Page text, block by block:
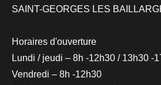
SAINT-GEORGES LES
Horaires d'ouverture
Lundi / jeudi – 8h -12h30 / 13h30 -
Vendredi – 8h -12h30